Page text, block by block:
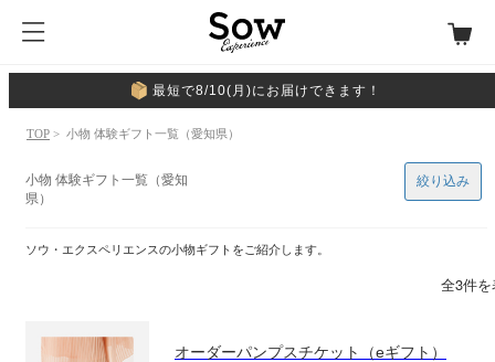
最短で8/10(月)にお届けできます！
TOP > 小物 体験ギフト一覧（愛知県）
小物 体験ギフト一覧（愛知
県）
ソウ・エクスペリエンスの小物ギフトをご紹介します。
絞り込み
全3件
オーダーパンプスチケット（eギフト）